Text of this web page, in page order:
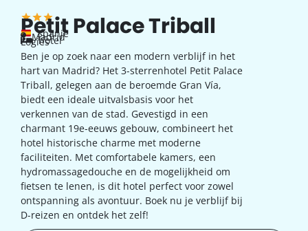
Petit Palace Triball
Spanje
Madrid
hotel
Logies
Ben je op zoek naar een modern verblijf in het
hart van Madrid? Het 3-sterrenhotel Petit Palace
Triball, gelegen aan de beroemde Gran Vía,
biedt een ideale uitvalsbasis voor het
verkennen van de stad. Gevestigd in een
charmant 19e-eeuws gebouw, combineert het
hotel historische charme met moderne
faciliteiten. Met comfortabele kamers, een
hydromassagedouche en de mogelijkheid om
fietsen te lenen, is dit hotel perfect voor zowel
ontspanning als avontuur. Boek nu je verblijf bij
D-reizen en ontdek het zelf!